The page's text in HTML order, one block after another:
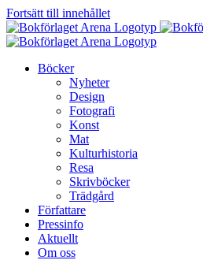
Fortsätt till innehållet
Böcker
Nyheter
Design
Fotografi
Konst
Mat
Kulturhistoria
Resa
Skrivböcker
Trädgård
Författare
Pressinfo
Aktuellt
Om oss